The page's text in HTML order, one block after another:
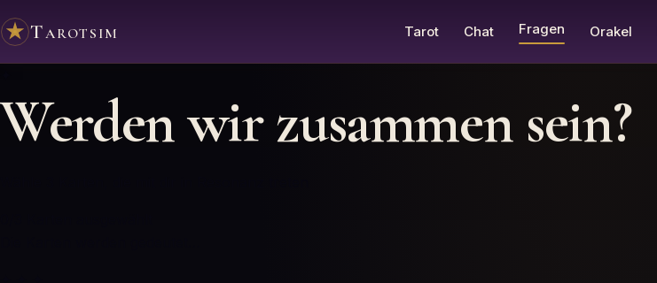
Tarotsim Tarot Chat Fragen Orakel
Werden wir zusammen sein?